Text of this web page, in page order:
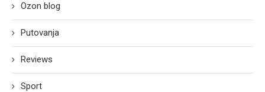
Ozon blog
Putovanja
Reviews
Sport